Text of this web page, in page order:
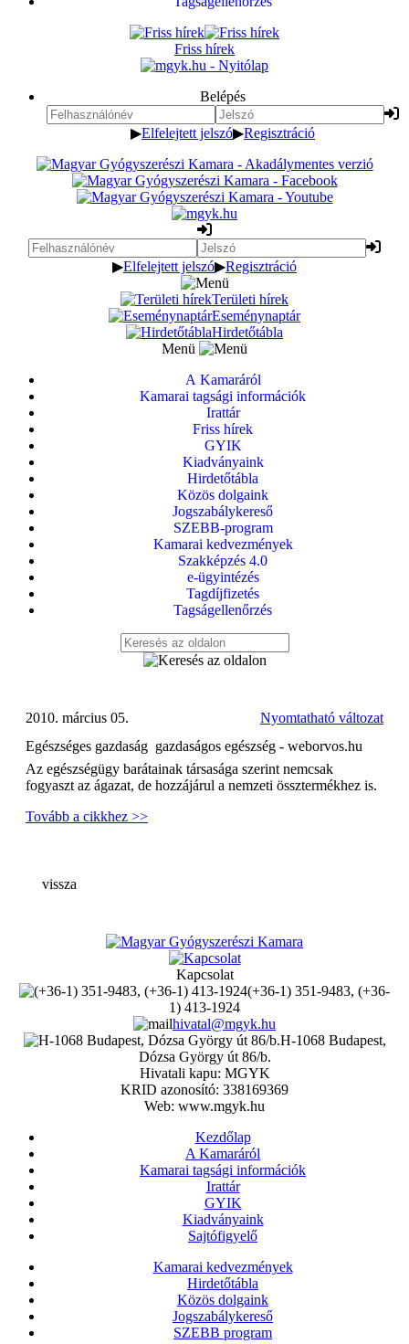
Friss hírek
Belépés
▶Elfelejtett jelszó▶Regisztráció
▶Elfelejtett jelszó▶Regisztráció
Területi hírek
Eseménynaptár
Hirdetőtábla
Menü
A Kamaráról
Kamarai tagsági információk
Irattár
Friss hírek
GYIK
Kiadványaink
Hirdetőtábla
Közös dolgaink
Jogszabálykereső
SZEBB-program
Kamarai kedvezmények
Szakképzés 4.0
e-ügyintézés
Tagdíjfizetés
Tagságellenőrzés
Nyomtatható változat
2010. március 05.
Egészséges gazdaság  gazdaságos egészség - weborvos.hu
Az egészségügy barátainak társasága szerint nemcsak
fogyaszt az ágazat, de hozzájárul a nemzeti össztermékhez is.
Tovább a cikkhez >>
vissza
Kapcsolat
(+36-1) 351-9483, (+36-
1) 413-1924
hivatal@mgyk.hu
H-1068 Budapest,
Dózsa György út 86/b.
Hivatali kapu: MGYK
KRID azonosító: 338169369
Web: www.mgyk.hu
Kezdőlap
A Kamaráról
Kamarai tagsági információk
Irattár
GYIK
Kiadványaink
Sajtófigyelő
Kamarai kedvezmények
Hirdetőtábla
Közös dolgaink
Jogszabálykereső
SZEBB program